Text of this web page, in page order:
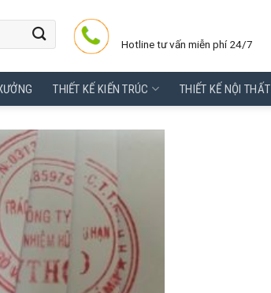
Hotline tư vấn miễn phí 24/7
THIẾT KẾ KIẾN TRÚC THIẾT KẾ NỘI THẤT